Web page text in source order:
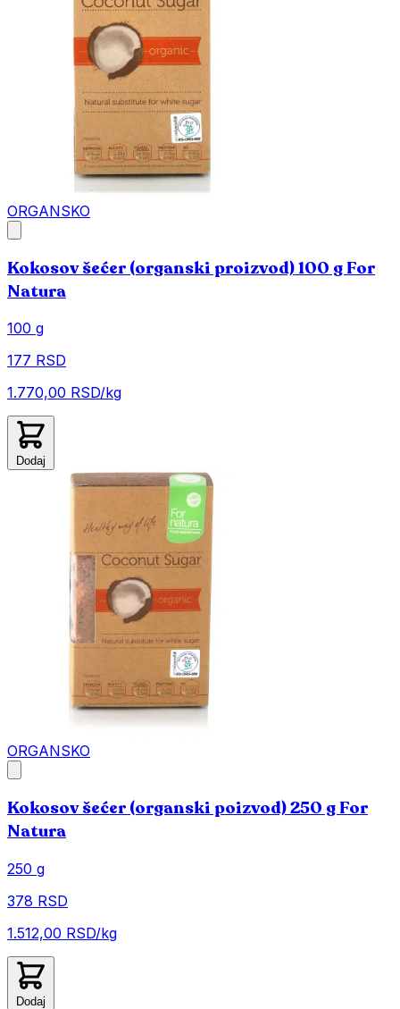
ORGANSKO
Kokosov šećer (organski proizvod) 100 g For
Natura
100 g
177 RSD
1.770,00 RSD/kg
Dodaj
ORGANSKO
Kokosov šećer (organski poizvod) 250 g For
Natura
250 g
378 RSD
1.512,00 RSD/kg
Dodaj